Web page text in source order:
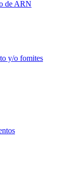
de ARN
y/o fomites